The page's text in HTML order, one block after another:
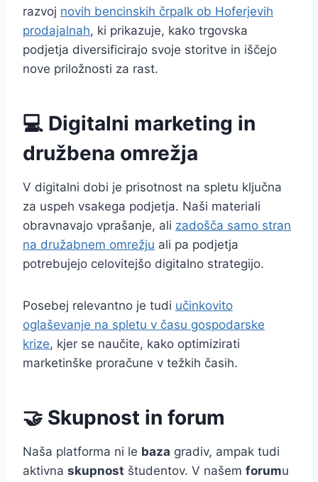
razvoj novih bencinskih črpalk ob Hoferjevih
prodajalnah, ki prikazuje, kako trgovska
podjetja diversificirajo svoje storitve in iščejo
nove priložnosti za rast.
💻 Digitalni marketing in
družbena omrežja
V digitalni dobi je prisotnost na spletu ključna
za uspeh vsakega podjetja. Naši materiali
obravnavajo vprašanje, ali zadošča samo stran
na družabnem omrežju ali pa podjetja
potrebujejo celovitejšo digitalno strategijo.
Posebej relevantno je tudi učinkovito
oglaševanje na spletu v času gospodarske
krize, kjer se naučite, kako optimizirati
marketinške proračune v težkih časih.
🤝 Skupnost in forum
Naša platforma ni le baza gradiv, ampak tudi
aktivna skupnost študentov. V našem forumu